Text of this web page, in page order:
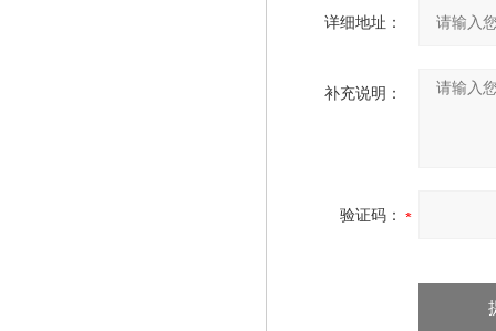
详细地址：
补充说明：
验证码：